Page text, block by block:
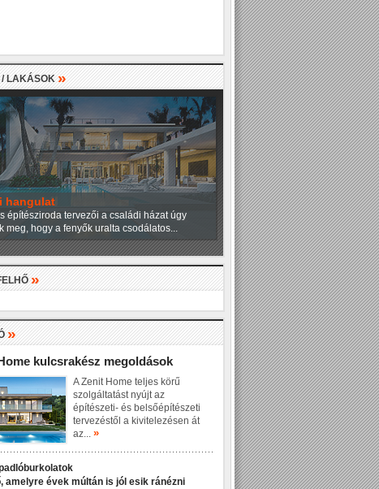
LAKÁSOK »
hangulat
építésziroda tervezői a családi házat úgy
meg, hogy a fenyők uralta csodálatos...
»
»
kulcsrakész megoldások
A Zenit Home teljes körű
szolgáltatást nyújt az
építészeti- és belsőépítészeti
tervezéstől a kivitelezésen át
az... »
amelyre évek múltán is jól esik ránézni